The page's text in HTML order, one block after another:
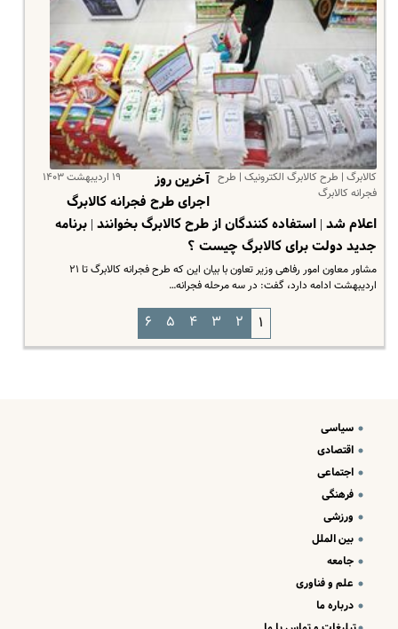
کالابرگ | طرح کالابرگ الکترونیک | طرح
فجرانه کالابرگ
۱۹ اردیبهشت ۱۴۰۳
آخرین روز
اجرای طرح فجرانه کالابرگ
اعلام شد | استفاده کنندگان از طرح کالابرگ بخوانند | برنامه
جدید دولت برای کالابرگ چیست ؟
مشاور معاون امور رفاهی وزیر تعاون با بیان این که طرح فجرانه کالابرگ تا ۲۱
اردیبهشت ادامه دارد، گفت: در سه مرحله فجرانه…
۱ ۲ ۳ ۴ ۵ ۶
سیاسی
اقتصادی
اجتماعی
فرهنگی
ورزشی
بین الملل
جامعه
علم و فناوری
درباره ما